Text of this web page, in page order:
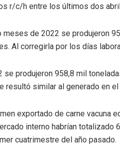
r/c/h entre los últimos dos
meses de 2022 se produjeron
Al corregirla por los días
se produjeron 958,8 mil
resultó similar al generado en
exportado de carne vacuna
interno habrían totalizado
cuatrimestre del año pasado.